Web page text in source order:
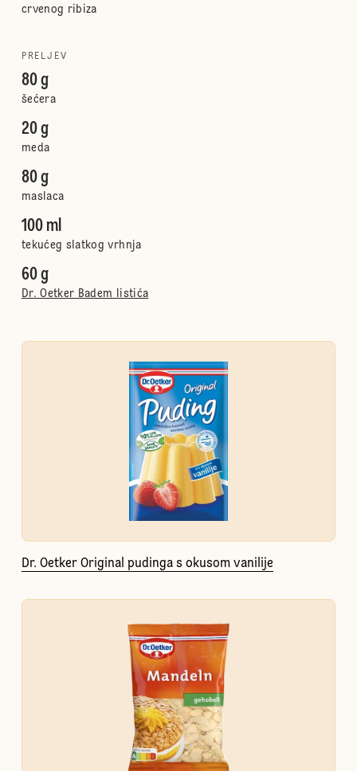
crvenog ribiza
PRELJEV
80 g
šećera
20 g
meda
80 g
maslaca
100 ml
tekućeg slatkog vrhnja
60 g
Dr. Oetker Badem listića
Dr. Oetker Original pudinga s okusom vanilije